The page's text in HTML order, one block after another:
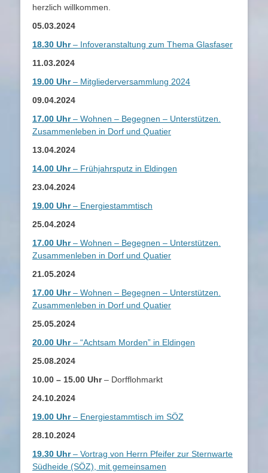
herzlich willkommen.
05.03.2024
18.30 Uhr– Infoveranstaltung zum Thema Glasfaser
11.03.2024
19.00 Uhr– Mitgliederversammlung 2024
09.04.2024
17.00 Uhr– Wohnen – Begegnen – Unterstützen.
Zusammenleben in Dorf und Quatier
13.04.2024
14.00 Uhr– Frühjahrsputz in Eldingen
23.04.2024
19.00 Uhr– Energiestammtisch
25.04.2024
17.00 Uhr– Wohnen – Begegnen – Unterstützen.
Zusammenleben in Dorf und Quatier
21.05.2024
17.00 Uhr– Wohnen – Begegnen – Unterstützen.
Zusammenleben in Dorf und Quatier
25.05.2024
20.00 Uhr– “Achtsam Morden” in Eldingen
25.08.2024
10.00 – 15.00 Uhr– Dorfflohmarkt
24.10.2024
19.00 Uhr– Energiestammtisch im SÖZ
28.10.2024
19.30 Uhr– Vortrag von Herrn Pfeifer zur Sternwarte
Südheide (SÖZ), mit gemeinsamen